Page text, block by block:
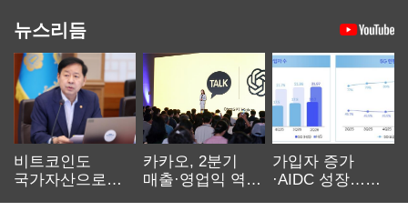
뉴스리듬
비트코인도
국가자산으로…'
카카오, 2분기
매출·영업익 역대
가입자 증가
·AIDC 성장…